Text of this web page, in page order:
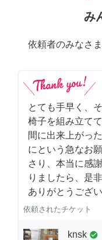
み
依頼者のみなさ
とても手早く、
椅子を組み立て
間に出来上がっ
にという急なお
さり、本当に感
りましたら、是
ありがとうござい
依頼されたチケット
knsk check_circle